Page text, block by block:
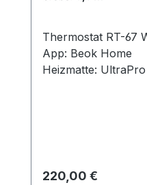
Thermostat RT-67
App: Beok Home
Heizmatte:
Regulärer Preis:
220,00 €